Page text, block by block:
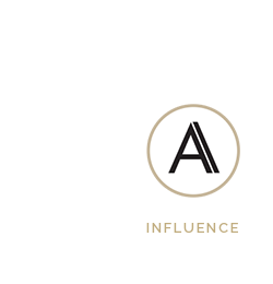
INFLUENCE